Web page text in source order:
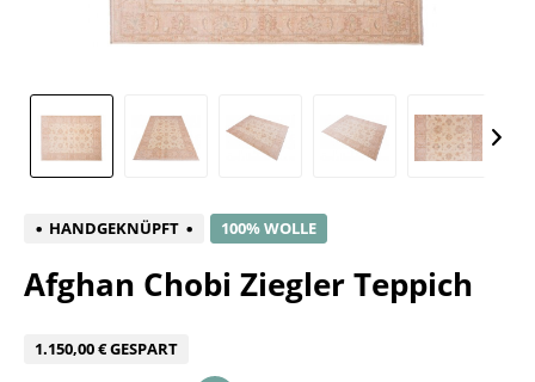
HANDGEKNÜPFT 100% WOLLE
Afghan Chobi Ziegler Teppich
1.150,00 € GESPART